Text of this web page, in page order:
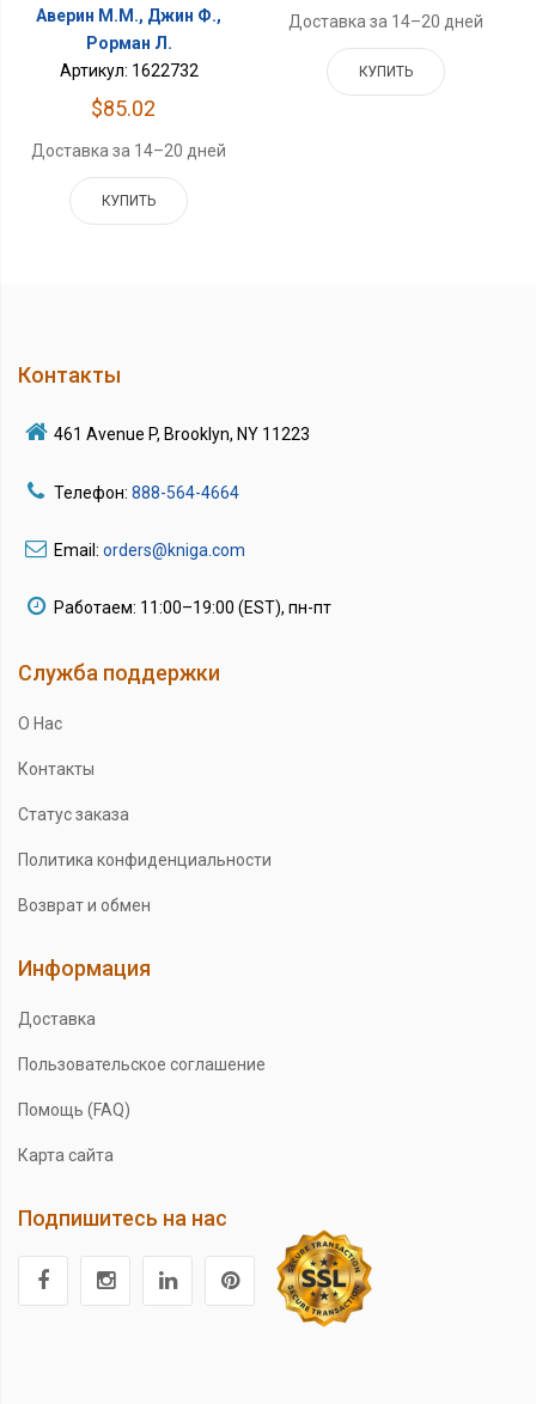
Аверин М.М., Джин Ф.,
Рорман Л.
Артикул: 1622732
$85.02
Доставка за 14–20 дней
КУПИТЬ
Доставка за 14–20 дней
КУПИТЬ
Контакты
461 Avenue P, Brooklyn, NY 11223
Телефон: 888-564-4664
Email: orders@kniga.com
Работаем: 11:00–19:00 (EST), пн-пт
Служба поддержки
О Нас
Контакты
Статус заказа
Политика конфиденциальности
Возврат и обмен
Информация
Доставка
Пользовательское соглашение
Помощь (FAQ)
Карта сайта
Подпишитесь на нас